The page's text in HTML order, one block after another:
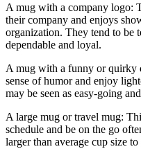
A mug with a company logo:
their company and enjoys
organization. They tend to be
dependable and loyal.
A mug with a funny or quirky
sense of humor and enjoy
may be seen as easy-going
A large mug or travel mug:
schedule and be on the go
larger than average cup size